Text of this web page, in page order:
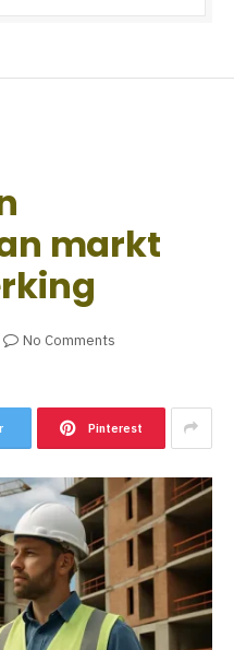
markt
No Comments
Pinterest